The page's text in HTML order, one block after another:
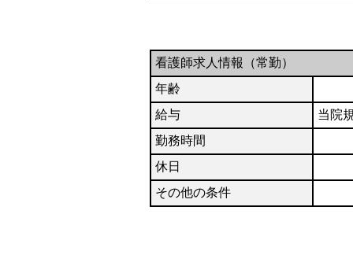
看護師求人情報（常勤）
年齢
給与
当院
勤務時間
休日
その他の条件